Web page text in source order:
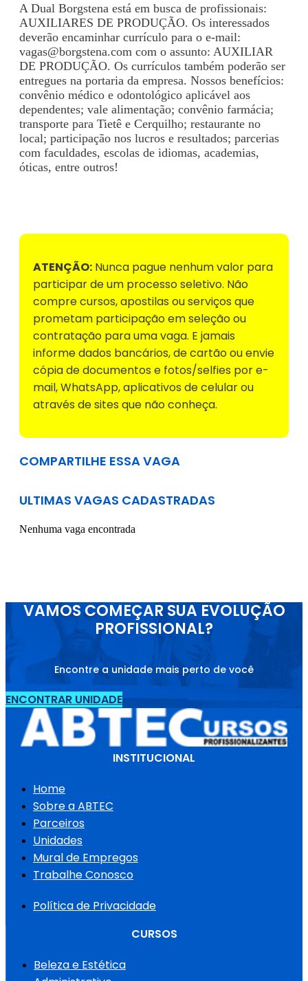
A Dual Borgstena está em busca de profissionais:
AUXILIARES DE PRODUÇÃO. Os interessados
deverão encaminhar currículo para o e-mail:
vagas@borgstena.com com o assunto: AUXILIAR
DE PRODUÇÃO. Os currículos também poderão ser
entregues na portaria da empresa. Nossos benefícios:
convênio médico e odontológico aplicável aos
dependentes; vale alimentação; convênio farmácia;
transporte para Tietê e Cerquilho; restaurante no
local; participação nos lucros e resultados; parcerias
com faculdades, escolas de idiomas, academias,
óticas, entre outros!
ATENÇÃO: Nunca pague nenhum valor para
participar de um processo seletivo. Não
compre cursos, apostilas ou serviços que
prometam participação em seleção ou
contratação para uma vaga. E jamais
informe dados bancários, de cartão ou envie
cópia de documentos e fotos/selfies por e-
mail, WhatsApp, aplicativos de celular ou
através de sites que não conheça.
COMPARTILHE ESSA VAGA
ULTIMAS VAGAS CADASTRADAS
Nenhuma vaga encontrada
VAMOS COMEÇAR SUA EVOLUÇÃO
PROFISSIONAL?
Encontre a unidade mais perto de você
ENCONTRAR UNIDADE
INSTITUCIONAL
Home
Sobre a ABTEC
Parceiros
Unidades
Mural de Empregos
Trabalhe Conosco
Política de Privacidade
CURSOS
Beleza e Estética